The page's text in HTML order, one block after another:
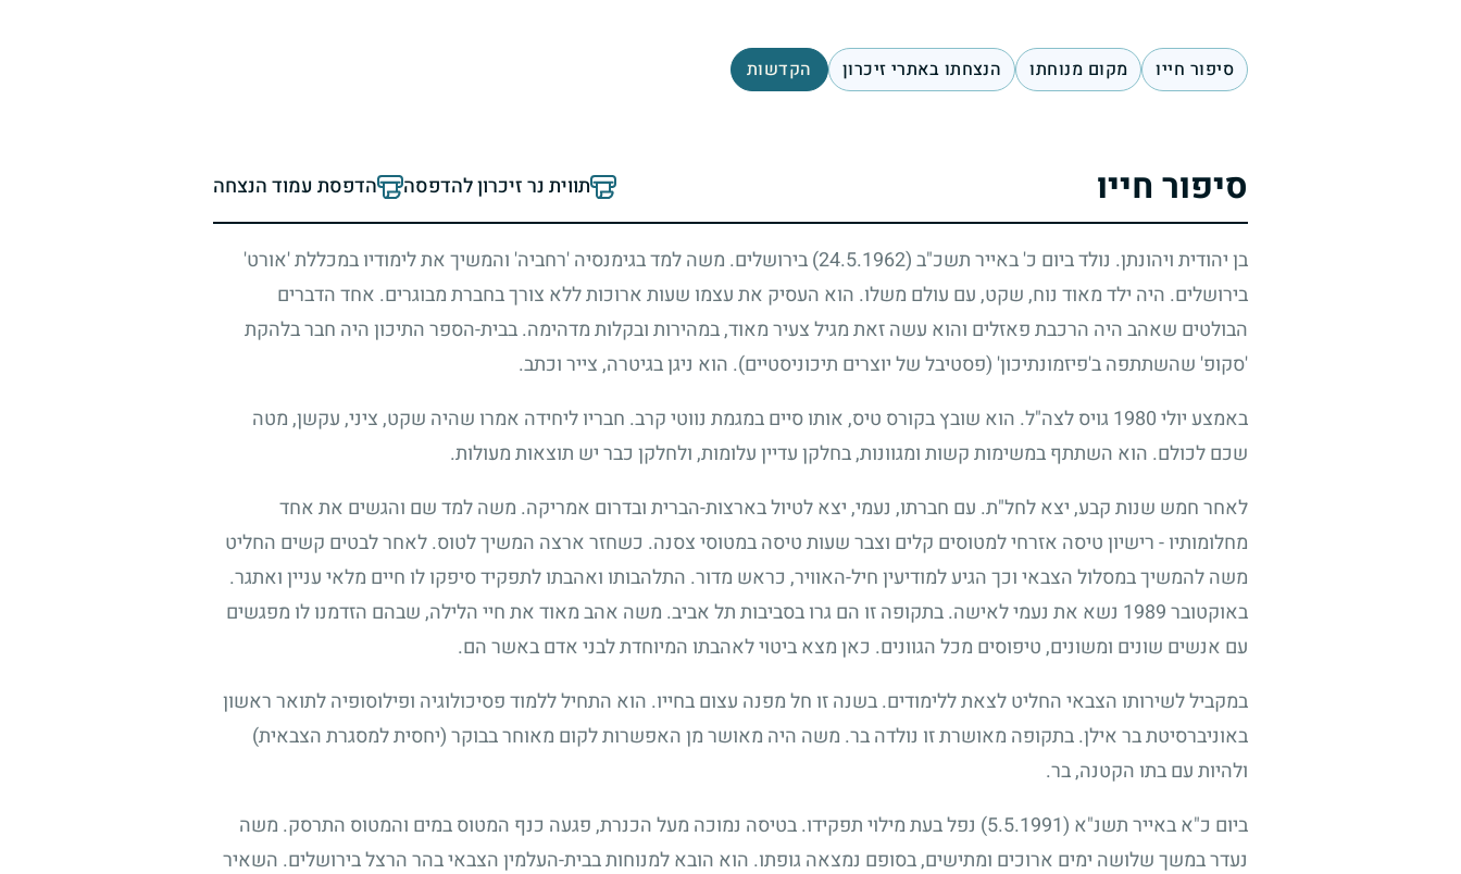
סיפור חייו מקום מנוחתו הנצחתו באתרי זיכרון הקדשות
סיפור חייו תווית נר זיכרון להדפסה הדפסת עמוד הנצחה
בן יהודית ויהונתן. נולד ביום כ' באייר תשכ"ב(24.5.1962)
בירושלים. משה למד בגימנסיה 'רחביה' והמשיך את לימודיו במכללת 'אורט'
בירושלים. היה ילד מאוד נוח, שקט, עם עולם משלו. הוא העסיק את עצמו שעות ארוכות ללא צורך בחברת מבוגרים. אחד הדברים
הבולטים שאהב היה הרכבת פאזלים והוא עשה זאת מגיל צעיר מאוד, במהירות ובקלות מדהימה. בבית-הספר התיכון היה חבר בלהקת
'סקופ' שהשתתפה ב'פיזמונתיכון' (פסטיבל של יוצרים תיכוניסטיים). הוא ניגן בגיטרה, צייר וכתב.
באמצע יולי1980 גויס לצה"ל. הוא שובץ בקורס טיס, אותו סיים במגמת נווטי קרב. חבריו ליחידה אמרו שהיה שקט, ציני, עקשן, מטה
שכם לכולם. הוא השתתף במשימות קשות ומגוונות, בחלקן עדיין עלומות, ולחלקן כבר יש תוצאות מעולות.
לאחר חמש שנות קבע, יצא לחל"ת. עם חברתו, נעמי, יצא לטיול בארצות-הברית ובדרום אמריקה. משה למד שם והגשים את אחד
מחלומותיו - רישיון טיסה אזרחי למטוסים קלים וצבר שעות טיסה במטוסי צסנה. כשחזר ארצה המשיך לטוס. לאחר לבטים קשים החליט
משה להמשיך במסלול הצבאי וכך הגיע למודיעין חיל-האוויר, כראש מדור. התלהבותו ואהבתו לתפקיד סיפקו לו חיים מלאי עניין ואתגר.
באוקטובר1989 נשא את נעמי לאישה. בתקופה זו הם גרו בסביבות תל אביב. משה אהב מאוד את חיי הלילה, שבהם הזדמנו לו מפגשים
עם אנשים שונים ומשונים, טיפוסים מכל הגוונים. כאן מצא ביטוי לאהבתו המיוחדת לבני אדם באשר הם.
במקביל לשירותו הצבאי החליט לצאת ללימודים. בשנה זו חל מפנה עצום בחייו. הוא התחיל ללמוד פסיכולוגיה ופילוסופיה לתואר ראשון
באוניברסיטת בר אילן. בתקופה מאושרת זו נולדה בר. משה היה מאושר מן האפשרות לקום מאוחר בבוקר (יחסית למסגרת הצבאית)
ולהיות עם בתו הקטנה, בר.
ביום כ"א באייר תשנ"א (5.5.1991)
נפל בעת מילוי תפקידו. בטיסה נמוכה מעל הכנרת, פגעה כנף המטוס במים והמטוס התרסק. משה
נעדר במשך שלושה ימים ארוכים ומתישים, בסופם נמצאה גופתו. הוא הובא למנוחות בבית-העלמין הצבאי בהר הרצל בירושלים. השאיר